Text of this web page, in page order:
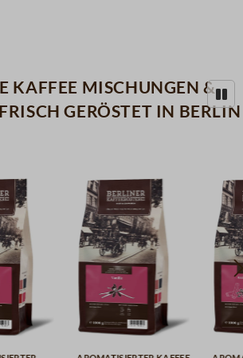
Kaffee Mischungen &
frisch geröstet in Berlin